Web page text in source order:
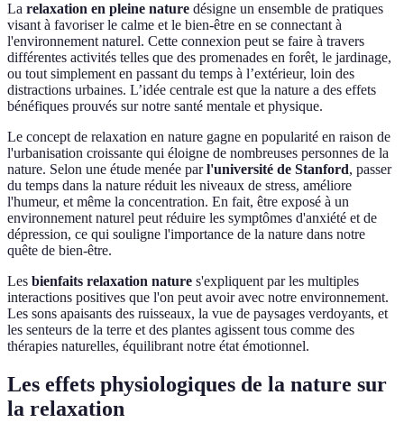
La relaxation en pleine nature désigne un ensemble de pratiques
visant à favoriser le calme et le bien-être en se connectant à
l'environnement naturel. Cette connexion peut se faire à travers
différentes activités telles que des promenades en forêt, le jardinage,
ou tout simplement en passant du temps à l’extérieur, loin des
distractions urbaines. L’idée centrale est que la nature a des effets
bénéfiques prouvés sur notre santé mentale et physique.
Le concept de relaxation en nature gagne en popularité en raison de
l'urbanisation croissante qui éloigne de nombreuses personnes de la
nature. Selon une étude menée parl'université de Stanford, passer
du temps dans la nature réduit les niveaux de stress, améliore
l'humeur, et même la concentration. En fait, être exposé à un
environnement naturel peut réduire les symptômes d'anxiété et de
dépression, ce qui souligne l'importance de la nature dans notre
quête de bien-être.
Les bienfaits relaxation nature s'expliquent par les multiples
interactions positives que l'on peut avoir avec notre environnement.
Les sons apaisants des ruisseaux, la vue de paysages verdoyants, et
les senteurs de la terre et des plantes agissent tous comme des
thérapies naturelles, équilibrant notre état émotionnel.
Les effets physiologiques de la nature sur
la relaxation